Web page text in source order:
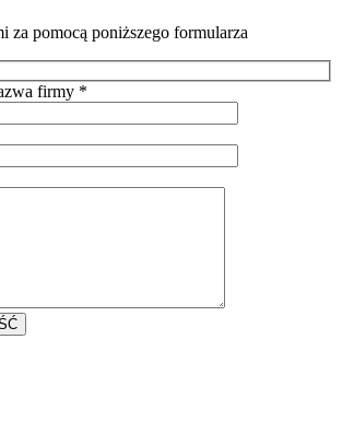
za pomocą poniższego formularza
firmy *